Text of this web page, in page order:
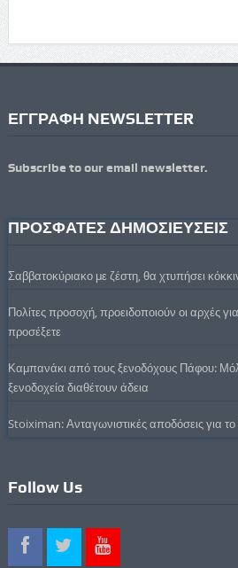
ΕΓΓΡΑΦΗ NEWSLETTER
Subscribe to our email newsletter.
ΠΡΟΣΦΑΤΕΣ ΔΗΜΟΣΙΕΥΣΕΙΣ
Σαββατοκύριακο με ζέστη, θα χτυπήσει
Πολίτες προσοχή, προειδοποιούν οι αρχές
προσέξετε
Καμπανάκι από τους ξενοδόχους Πάφου:
ξενοδοχεία διαθέτουν άδεια
Stoiximan: Ανταγωνιστικές αποδόσεις για
Follow Us